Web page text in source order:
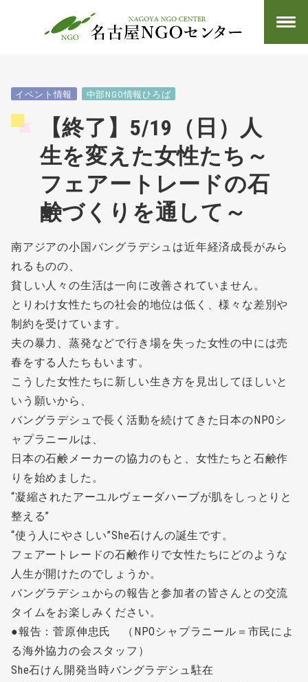
イベント情報 中部NGO情報ひろば
【終了】5/19（日）人
生を変えた女性たち～
フェアートレードの石
鹸づくりを通して～
南アジアの小国バングラデシュは近年経済成長がみら
れるものの、
貧しい人々の生活は一向に改善されていません。
とりわけ女性たちの社会的地位は低く、様々な差別や
制約を受けています。
夫の暴力、蒸発などで行き場を失った女性の中には売
春をする人たちもいます。
こうした女性たちに新しい生き方を見出してほしいと
いう願いから、
バングラデシュで長く活動を続けてきた日本のNPOシ
ャプラニールは、
日本の石鹸メーカーの協力のもと、女性たちと石鹸作
りを始めました。
“凝縮されたアーユルヴェーダハーブが肌をしっとりと
整える”
“使う人にやさしい”She石けんの誕生です。
フェアートレードの石鹸作りで女性たちにどのような
人生が開けたのでしょうか。
バングラデシュからの報告と参加者の皆さんとの交流
タイムをお楽しみください。
●報告：菅原伸忠氏 （NPOシャプラニール＝市民によ
る海外協力の会スタッフ）
She石けん開発当時バングラデシュ駐在